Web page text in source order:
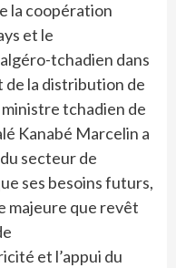
la coopération
et le
tchadien dans
de la distribution de
tchadien de
Kanabé Marcelin a
secteur de
ses besoins futurs,
majeure que revêt
et l’appui du